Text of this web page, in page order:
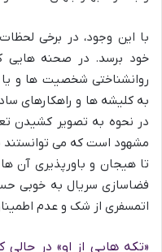
با این وجود، در برخی
خود برسد. در صحنه هایی
روانشناختی شخصیت ها و یا
به کلیشه ها و راهکارهای
در نحوه به تصویر کشیدن
مشهود است که می توانستند
تا هیجان و باورپذیری آن
فضاسازی سریال به خوبی
اتمسفری از شک و عدم
«تکه هایی از او» در حالی